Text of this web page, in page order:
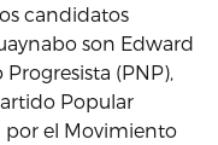
candidatos
son Edward
(PNP),
Popular
por el Movimiento